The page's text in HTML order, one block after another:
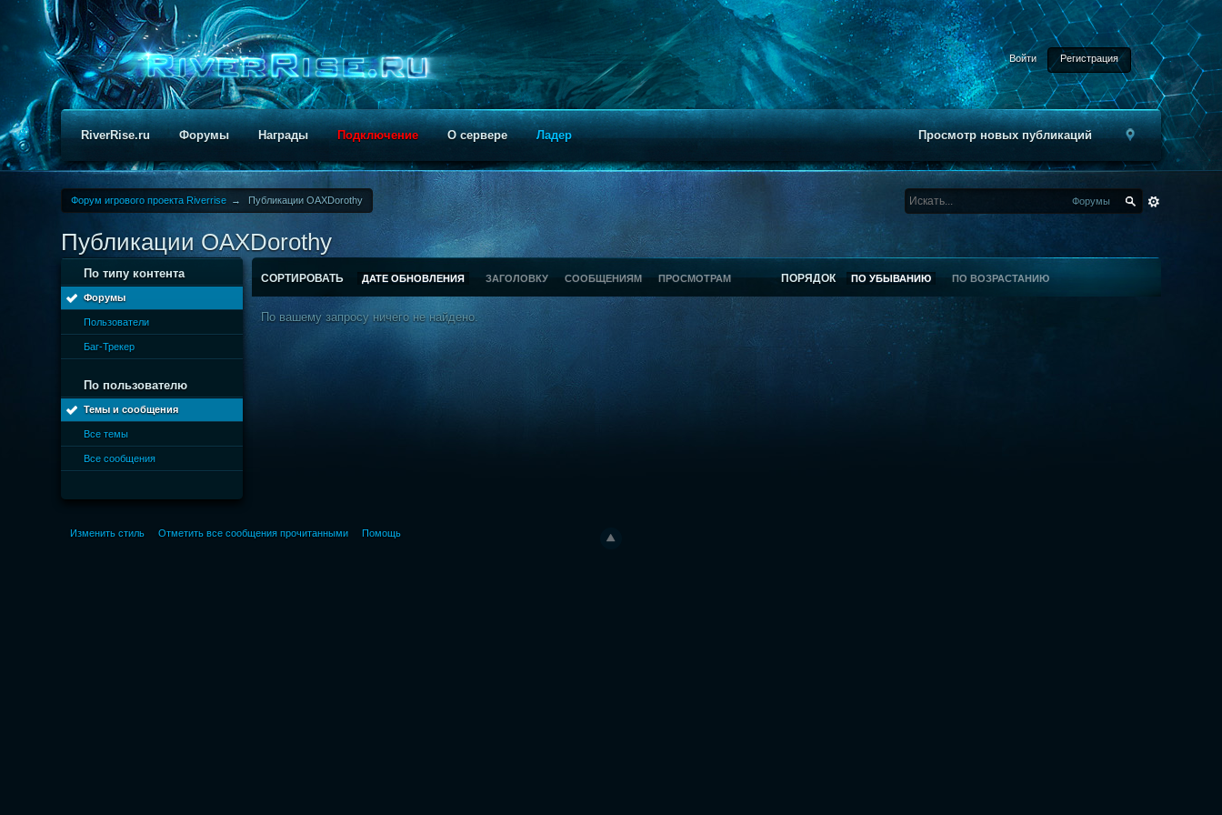
Войти Регистрация
Просмотр новых публикаций
RiverRise.ru Форумы Награды Подключение О сервере Ладер
Форум игрового проекта Riverrise → Публикации OAXDorothy Форумы
Публикации OAXDorothy
По типу контента
Форумы
Пользователи
Баг-Трекер
По пользователю
Темы и сообщения
Все темы
Все сообщения
СОРТИРОВАТЬ ДАТЕ ОБНОВЛЕНИЯ ЗАГОЛОВКУ СООБЩЕНИЯМ ПРОСМОТРАМ ПОРЯДОК ПО УБЫВАНИЮ ПО ВОЗРАСТАНИЮ
По вашему запросу ничего не найдено.
Изменить стиль Отметить все сообщения прочитанными Помощь